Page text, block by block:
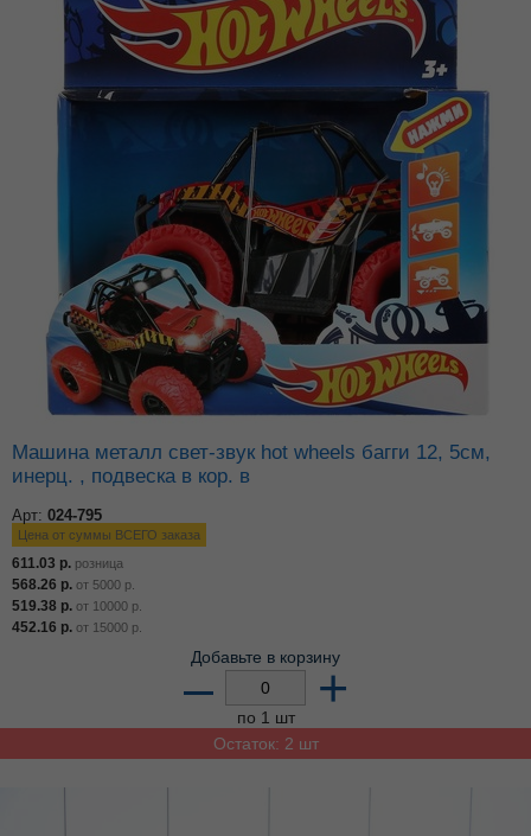
Машина металл свет-звук hot wheels багги 12, 5см,
инерц. , подвеска в кор. в
Арт: 024-795
Цена от суммы ВСЕГО заказа
611.03 р. розница
568.26 р. от 5000 р.
519.38 р. от 10000 р.
452.16 р. от 15000 р.
Добавьте в корзину
– +
по 1 шт
Остаток: 2 шт